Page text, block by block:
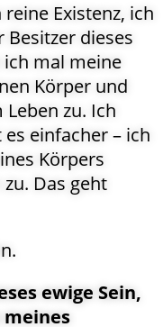
Existenz, ich
dieses
ich mal meine
Körper und
zu. Ich
einfacher – ich
Körpers
Das geht
ewige Sein,